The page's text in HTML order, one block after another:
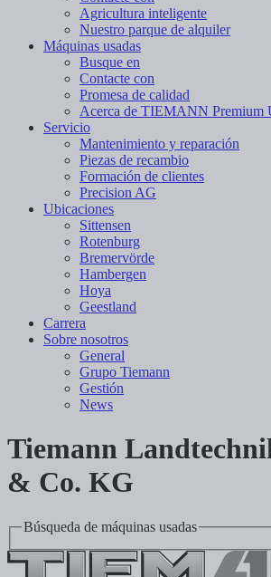
Agricultura inteligente
Nuestro parque de alquiler
Máquinas usadas
Busque en
Contacte con
Promesa de calidad
Acerca de TIEMANN Premium
Servicio
Mantenimiento y reparación
Piezas de recambio
Formación de clientes
Precision AG
Ubicaciones
Sittensen
Rotenburg
Bremervörde
Hambergen
Hoya
Geestland
Carrera
Sobre nosotros
General
Grupo Tiemann
Gestión
News
Tiemann
& Co. KG
Búsqueda de máquinas usadas